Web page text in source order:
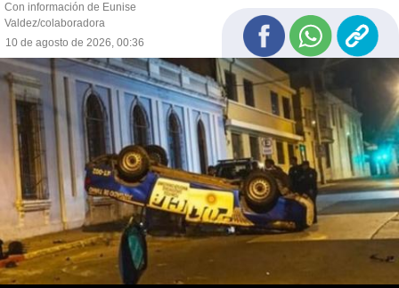
Con información de Eunise
Valdez/colaboradora
10 de agosto de 2026, 00:36